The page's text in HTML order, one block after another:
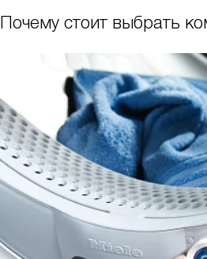
Почему стоит выбрать